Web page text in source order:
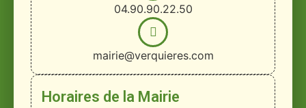
04.90.90.22.50
mairie@verquieres.com
Horaires de la Mairie